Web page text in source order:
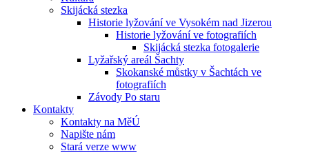
Skijácká stezka
Historie lyžování ve Vysokém nad Jizerou
Historie lyžování ve fotografiích
Skijácká stezka fotogalerie
Lyžařský areál Šachty
Skokanské můstky v Šachtách ve
fotografiích
Závody Po staru
Kontakty
Kontakty na MěÚ
Napište nám
Stará verze www